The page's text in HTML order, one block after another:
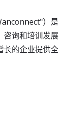
）是
咨询和培训发展
长的企业提供全